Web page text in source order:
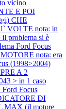
vicino
E POI
CHE
VOLTE nota: in
il problema si è
Ford Focus
nota: era
(1998>2004)
A 2
> in 1 caso
Ford Focus
DI
MAX (il motore